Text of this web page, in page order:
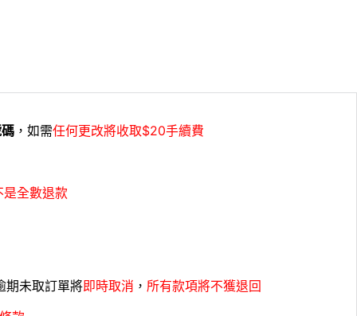
，如需任何更改將收取$20手續費
是全數退款
期未取訂單將即時取消 ， 所有款項將不獲退回